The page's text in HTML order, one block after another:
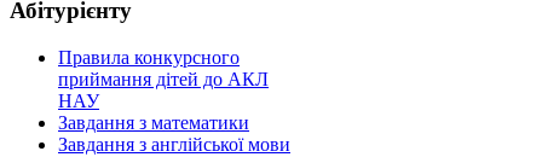
Абітурієнту
Правила конкурсного
приймання дітей до АКЛ
НАУ
Завдання з математики
Завдання з англійської мови